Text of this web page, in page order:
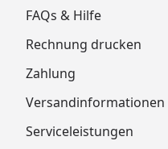
FAQs & Hilfe
Rechnung drucken
Zahlung
Versandinformationen
Serviceleistungen